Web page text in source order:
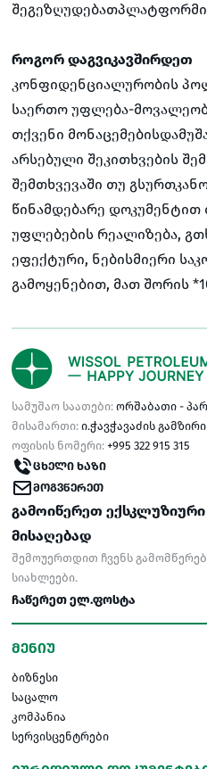
როგორ დაგვიკავშირდეთ
კონფიდენციალურობის
საერთო უფლება-
თქვენი
არსებული შეკითხვების
შემთხვევაში თუ
წინამდებარე
უფლებების რეალიზება,
ეფექტური, ნებისმიერი
გამოყენებით, მათ შორის
სამუშაო საათები: ორშაბათი -
მისამართი: ი.ჭავჭავაძის
ოფისის ნომერი: +995 322 915 315
ᲪᲮᲔᲚᲘ ᲮᲐᲖᲘ
ᲛᲝᲒᲕᲬᲔᲠᲔᲗ
ᲛᲔᲜᲘᲣ
ბიზნესი
საცალო
კომპანია
სერვისცენტრები
გამოიწერეთ ექსკლუზიური
მისაღებად
შემოუერთდით ჩვენს
სიახლეები.